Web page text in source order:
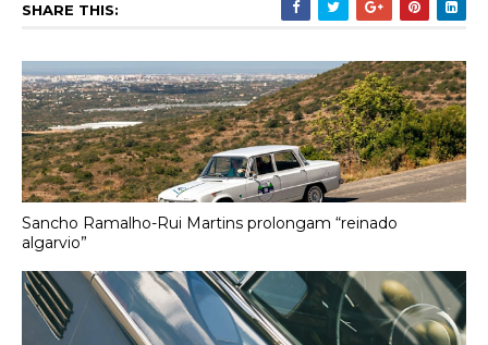
SHARE THIS:
Sancho Ramalho-Rui Martins prolongam “reinado
algarvio”